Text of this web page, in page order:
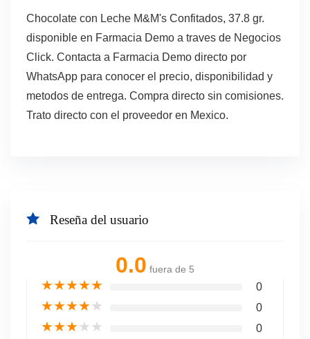
Chocolate con Leche M&M's Confitados, 37.8 gr.
disponible en Farmacia Demo a traves de Negocios
Click. Contacta a Farmacia Demo directo por
WhatsApp para conocer el precio, disponibilidad y
metodos de entrega. Compra directo sin comisiones.
Trato directo con el proveedor en Mexico.
Reseña del usuario
0.0 fuera de 5
★★★★★ 0
★★★★★ 0
★★★★★ 0